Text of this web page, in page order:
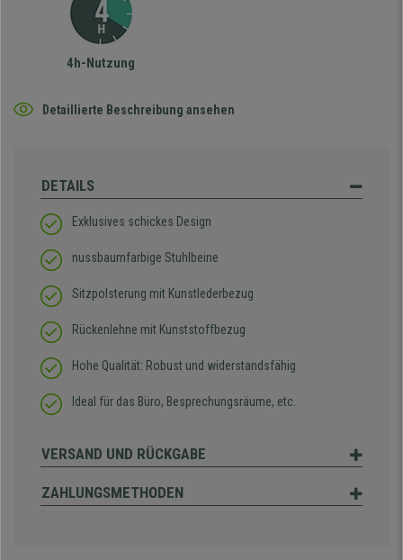
4h-Nutzung
Detaillierte Beschreibung ansehen
DETAILS
Exklusives schickes Design
nussbaumfarbige Stuhlbeine
Sitzpolsterung mit Kunstlederbezug
Rückenlehne mit Kunststoffbezug
Hohe Qualität: Robust und widerstandsfähig
Ideal für das Büro, Besprechungsräume, etc.
VERSAND UND RÜCKGABE
ZAHLUNGSMETHODEN